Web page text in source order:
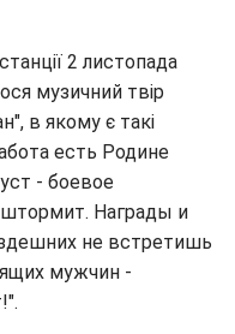
2 листопада
музичний твір
в якому є такі
есть Родине
- боевое
Награды и
не встретишь
мужчин -